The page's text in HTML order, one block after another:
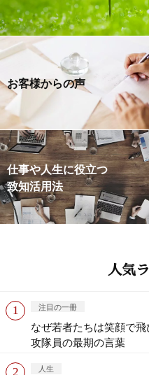
お客様からの声
仕事や人生に役立つ
致知活用法
人気
注目の一冊
なぜ若者たちは笑顔で
攻隊員の最期の言葉
人生